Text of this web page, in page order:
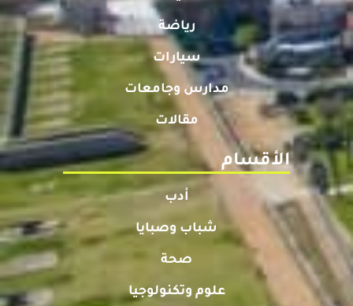
رياضة
سيارات
مدارس وجامعات
مقالات
الأقسام
أدب
شباب وصبايا
صحة
علوم وتكنولوجيا